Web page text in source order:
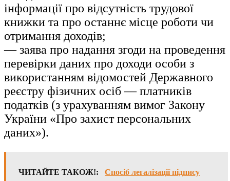
інформації про відсутність трудової
книжки та про останнє місце роботи чи
отримання доходів;
— заява про надання згоди на проведення
перевірки даних про доходи особи з
використанням відомостей Державного
реєстру фізичних осіб — платників
податків (з урахуванням вимог Закону
України «Про захист персональних
даних»).
ЧИТАЙТЕ ТАКОЖ!:
Спосіб легалізації підпису